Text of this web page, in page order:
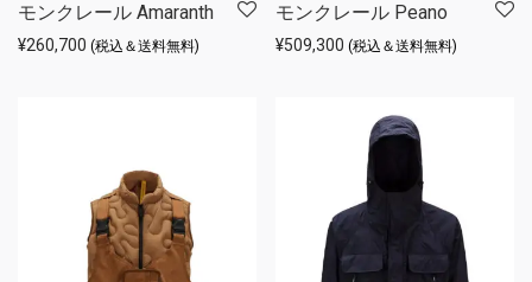
モンクレール Amaranth
¥260,700 (税込＆送料無料)
モンクレール Peano
¥509,300 (税込＆送料無料)